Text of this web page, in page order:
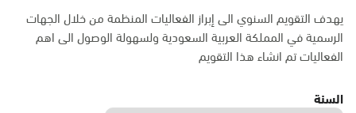
يهدف التقويم السنوي الى إبراز الفعاليات المنظمة من خلال الجهات
الرسمية في المملكة العربية السعودية ولسهولة الوصول الى اهم
الفعاليات تم انشاء هذا التقويم
السنة